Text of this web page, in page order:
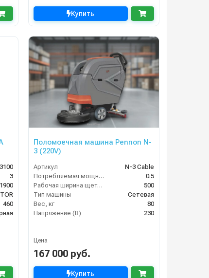
Купить
3100
3
1900
TOR
460
Поломоечная машина Pennon N-
3 (220V)
Артикул
N-3 Cable
Потребляемая мощность (кВт)
0.5
Рабочая ширина щеток (мм)
500
Тип машины
Сетевая
Вес, кг
80
Напряжение (В)
230
Цена
167 000 руб.
Купить